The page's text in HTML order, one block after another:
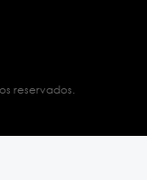
reservados.